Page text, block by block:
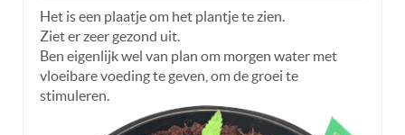
Het is een plaatje om het plantje te zien.
Ziet er zeer gezond uit.
Ben eigenlijk wel van plan om morgen water met
vloeibare voeding te geven, om de groei te
stimuleren.